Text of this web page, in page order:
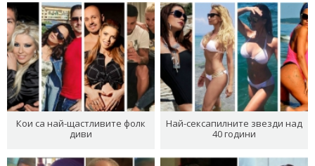
Кои са най-щастливите фолк
диви
Най-сексапилните звезди над
40 години